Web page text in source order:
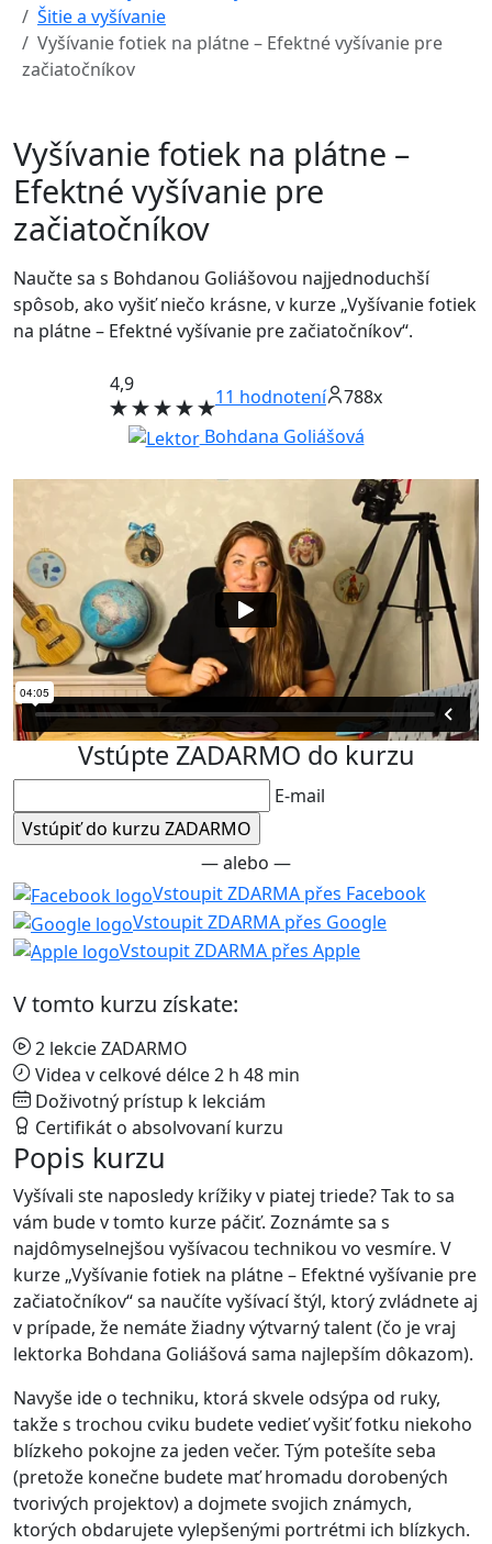
Šitie a vyšívanie
Vyšívanie fotiek na plátne – Efektné vyšívanie pre
začiatočníkov
Vyšívanie fotiek na plátne –
Efektné vyšívanie pre
začiatočníkov
Naučte sa s Bohdanou Goliášovou najjednoduchší
spôsob, ako vyšiť niečo krásne, v kurze „Vyšívanie fotiek
na plátne – Efektné vyšívanie pre začiatočníkov“.
4,9
11 hodnotení
788x
Bohdana Goliášová
Vstúpte ZADARMO do kurzu
E-mail
— alebo —
Vstoupit ZDARMA přes Facebook
Vstoupit ZDARMA přes Google
Vstoupit ZDARMA přes Apple
V tomto kurzu získate:
2 lekcie ZADARMO
Videa v celkové délce 2 h 48 min
Doživotný prístup k lekciám
Certifikát o absolvovaní kurzu
Popis kurzu
Vyšívali ste naposledy krížiky v piatej triede? Tak to sa
vám bude v tomto kurze páčiť. Zoznámte sa s
najdômyselnejšou vyšívacou technikou vo vesmíre. V
kurze „Vyšívanie fotiek na plátne – Efektné vyšívanie pre
začiatočníkov“ sa naučíte vyšívací štýl, ktorý zvládnete aj
v prípade, že nemáte žiadny výtvarný talent (čo je vraj
lektorka Bohdana Goliášová sama najlepším dôkazom).
Navyše ide o techniku, ktorá skvele odsýpa od ruky,
takže s trochou cviku budete vedieť vyšiť fotku niekoho
blízkeho pokojne za jeden večer. Tým potešíte seba
(pretože konečne budete mať hromadu dorobených
tvorivých projektov) a dojmete svojich známych,
ktorých obdarujete vylepšenými portrétmi ich blízkych.